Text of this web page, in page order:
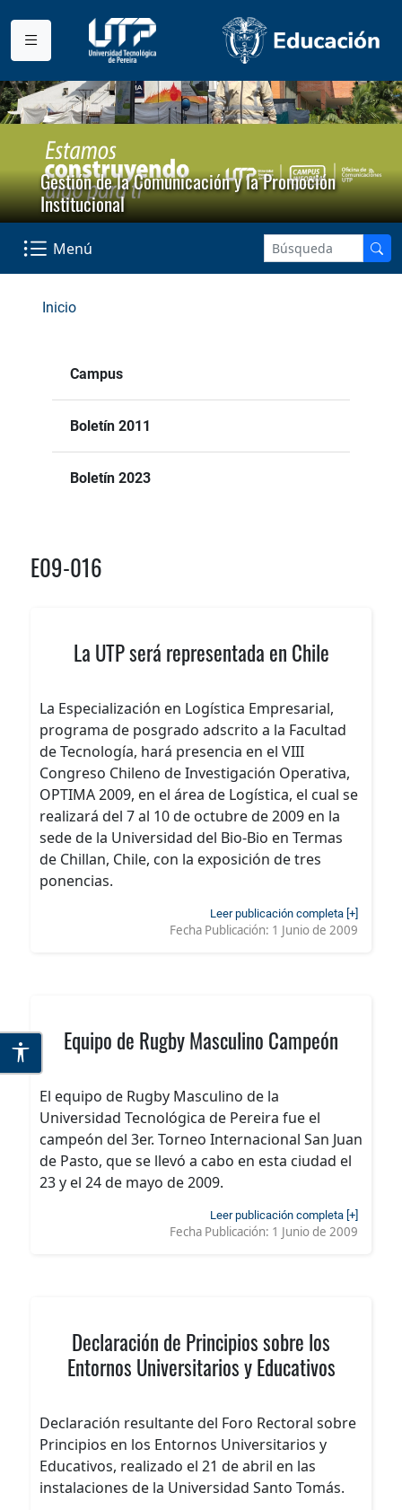
Gestión de la Comunicación y la Promoción
Institucional
Menú
Inicio
Campus
Boletín 2011
Boletín 2023
E09-016
La UTP será representada en Chile
La Especialización en Logística Empresarial,
programa de posgrado adscrito a la Facultad
de Tecnología, hará presencia en el VIII
Congreso Chileno de Investigación Operativa,
OPTIMA 2009, en el área de Logística, el cual se
realizará del 7 al 10 de octubre de 2009 en la
sede de la Universidad del Bio-Bio en Termas
de Chillan, Chile, con la exposición de tres
ponencias.
Leer publicación completa [+]
Fecha Publicación: 1 Junio de 2009
Equipo de Rugby Masculino Campeón
El equipo de Rugby Masculino de la
Universidad Tecnológica de Pereira fue el
campeón del 3er. Torneo Internacional San Juan
de Pasto, que se llevó a cabo en esta ciudad el
23 y el 24 de mayo de 2009.
Leer publicación completa [+]
Fecha Publicación: 1 Junio de 2009
Declaración de Principios sobre los
Entornos Universitarios y Educativos
Declaración resultante del Foro Rectoral sobre
Principios en los Entornos Universitarios y
Educativos, realizado el 21 de abril en las
instalaciones de la Universidad Santo Tomás.